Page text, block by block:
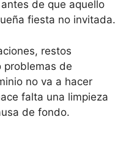
de que aquello
fiesta no invitada.
restos
problemas de
no va a hacer
falta una limpieza
de fondo.